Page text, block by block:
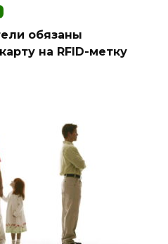
обязаны
на RFID-метку